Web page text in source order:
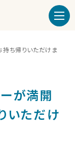
持ち帰りいただけま
ーが満開
いただけ